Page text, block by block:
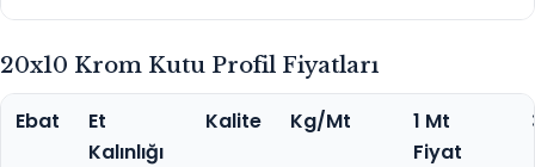
20x10 Krom Kutu Profil Fiyatları
Ebat
Et
Kalınlığı
Kalite Kg/Mt
1 Mt
Fiyat